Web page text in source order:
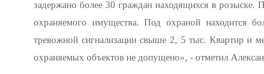
задержано более 30 граждан находящихся в розыске.
охраняемого имущества. Под охраной находится
тревожной сигнализации свыше 2, 5 тыс. Квартир и
охраняемых объектов не допущено», - отметил